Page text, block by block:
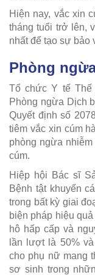
Hiện nay, vắc xin
tháng tuổi trở lên,
nhất để tạo sự bảo
Phòng
Tổ chức Y tế Thế
Phòng ngừa Dịch
Quyết định số
tiêm vắc xin cúm
phòng ngừa
cúm.
Hiệp hội Bác sĩ
Bệnh tật khuyến
trong bất kỳ giai
biện pháp hiệu
hô hấp cấp và
lần lượt là 50%
cho phụ nữ mang
sơ sinh trong